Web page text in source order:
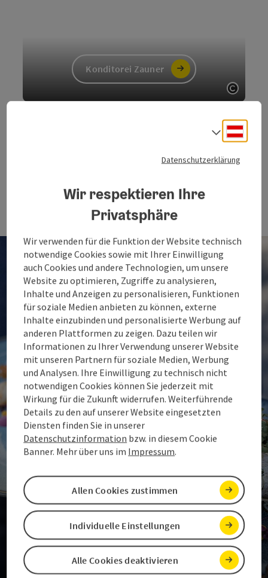
Konditorei Zauner
Rettenbachalm
Essen und Trinken
Datenschutzerklärung
Wir respektieren Ihre
Privatsphäre
Wir verwenden für die Funktion der Website technisch
notwendige Cookies sowie mit Ihrer Einwilligung
auch Cookies und andere Technologien, um unsere
Website zu optimieren, Zugriffe zu analysieren,
Inhalte und Anzeigen zu personalisieren, Funktionen
für soziale Medien anbieten zu können, externe
Inhalte einzubinden und personalisierte Werbung auf
anderen Plattformen zu zeigen. Dazu teilen wir
Informationen zu Ihrer Verwendung unserer Website
mit unseren Partnern für soziale Medien, Werbung
und Analysen. Ihre Einwilligung zu technisch nicht
notwendigen Cookies können Sie jederzeit mit
Wirkung für die Zukunft widerrufen. Weiterführende
Details zu den auf unserer Website eingesetzten
Diensten finden Sie in unserer
Datenschutzinformation bzw. in diesem Cookie
Banner. Mehr über uns im Impressum.
Alle Cookies deaktivieren
Individuelle Einstellungen
Allen Cookies zustimmen